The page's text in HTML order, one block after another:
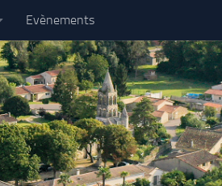
Evènements